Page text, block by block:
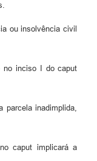
ou insolvência civil
no inciso I do caput
parcela inadimplida,
caput implicará a